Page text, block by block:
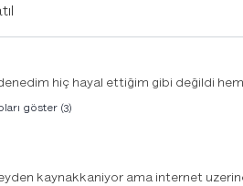
odaklanan
hiç hayal ettiğim gibi değildi
göster (3)
kaynakkaniyor ama internet